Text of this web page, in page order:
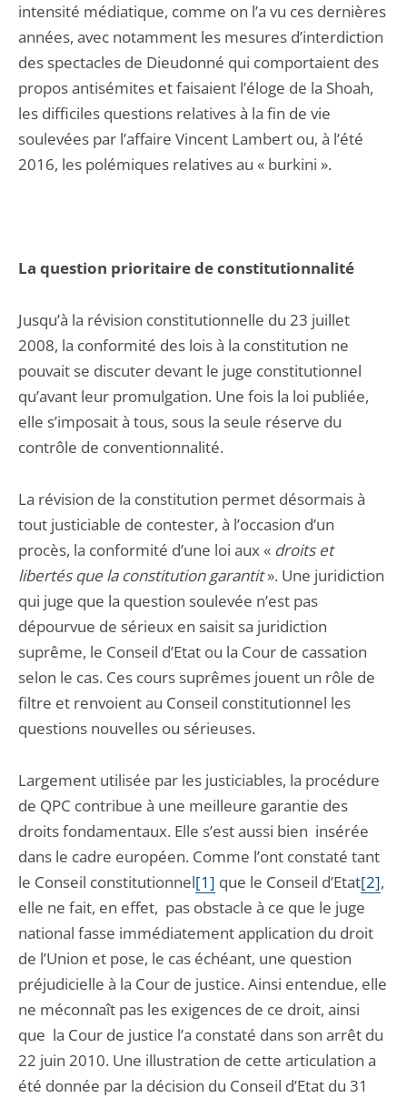
intensité médiatique, comme on l’a vu ces dernières
années, avec notamment les mesures d’interdiction
des spectacles de Dieudonné qui comportaient des
propos antisémites et faisaient l’éloge de la Shoah,
les difficiles questions relatives à la fin de vie
soulevées par l’affaire Vincent Lambert ou, à l’été
2016, les polémiques relatives au « burkini ».
La question prioritaire de constitutionnalité
Jusqu’à la révision constitutionnelle du 23 juillet
2008, la conformité des lois à la constitution ne
pouvait se discuter devant le juge constitutionnel
qu’avant leur promulgation. Une fois la loi publiée,
elle s’imposait à tous, sous la seule réserve du
contrôle de conventionnalité.
La révision de la constitution permet désormais à
tout justiciable de contester, à l’occasion d’un
procès, la conformité d’une loi aux « droits et
libertés que la constitution garantit». Une juridiction
qui juge que la question soulevée n’est pas
dépourvue de sérieux en saisit sa juridiction
suprême, le Conseil d’Etat ou la Cour de cassation
selon le cas. Ces cours suprêmes jouent un rôle de
filtre et renvoient au Conseil constitutionnel les
questions nouvelles ou sérieuses.
Largement utilisée par les justiciables, la procédure
de QPC contribue à une meilleure garantie des
droits fondamentaux. Elle s’est aussi bien insérée
dans le cadre européen. Comme l’ont constaté tant
le Conseil constitutionnel[1] que le Conseil d’Etat[2],
elle ne fait, en effet, pas obstacle à ce que le juge
national fasse immédiatement application du droit
de l’Union et pose, le cas échéant, une question
préjudicielle à la Cour de justice. Ainsi entendue, elle
ne méconnaît pas les exigences de ce droit, ainsi
que la Cour de justice l’a constaté dans son arrêt du
22 juin 2010. Une illustration de cette articulation a
été donnée par la décision du Conseil d’Etat du 31